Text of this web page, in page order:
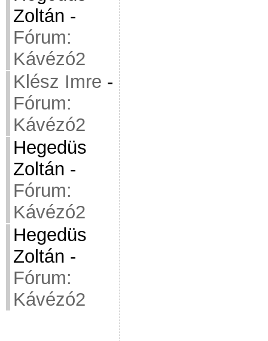
Zoltán -
Fórum:
Kávézó2
Klész Imre -
Fórum:
Kávézó2
Hegedüs
Zoltán -
Fórum:
Kávézó2
Hegedüs
Zoltán -
Fórum:
Kávézó2